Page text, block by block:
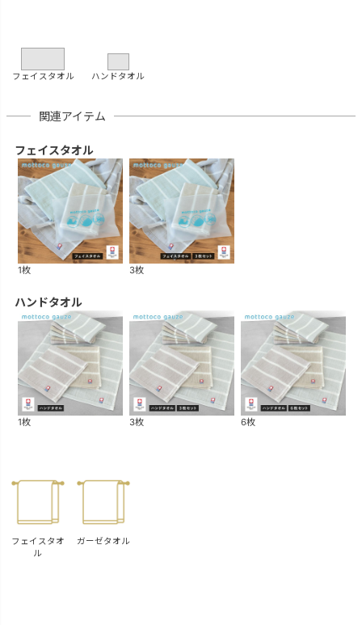
フェイスタオル ハンドタオル
関連アイテム
フェイスタオル
1枚 3枚
ハンドタオル
1枚 3枚 6枚
フェイスタオ
ル
ガーゼタオル